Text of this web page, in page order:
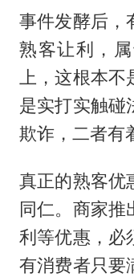
事件发酵后，
熟客让利，
上，这根本
是实打实触碰
欺诈，二者有
真正的熟客优
同仁。商家推
利等优惠，必
有消费者只要